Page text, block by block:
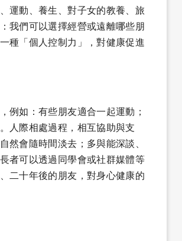
運動、養生、對子女的教養、旅
我們可以選擇經營或遠離哪些朋
種「個人控制力」，對健康促進
例如：有些朋友適合一起運動；
人際相處過程，相互協助與支
然會隨時間淡去；多與能深談、
者可以透過同學會或社群媒體等
二十年後的朋友，對身心健康的